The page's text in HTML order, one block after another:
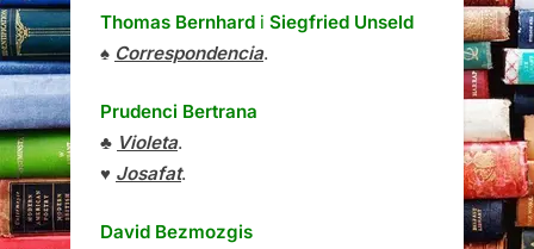
Thomas Bernhard i Siegfried Unseld
♠ Correspondencia.
Prudenci Bertrana
♣ Violeta.
♥ Josafat.
David Bezmozgis